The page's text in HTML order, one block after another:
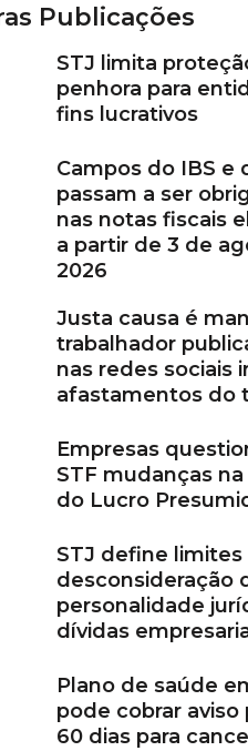
Publicações
STJ limita
penhora para
fins lucrativos
Campos do IBS e
passam a ser
nas notas fiscais
a partir de 3 de
2026
Justa causa é
trabalhador
nas redes sociais
afastamentos do
Empresas
STF mudanças
do Lucro
STJ define limites
desconsideração
personalidade
dívidas
Plano de saúde
pode cobrar aviso
60 dias para